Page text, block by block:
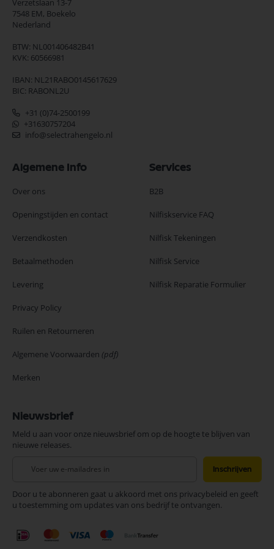
Verzetslaan 13-7
7548 EM, Boekelo
Nederland
BTW: NL001406482B41
KVK: 60566981
IBAN: NL21RABO0145617629
BIC: RABONL2U
+31 (0)74-2500199
+31630757204
info@selectrahengelo.nl
Algemene Info
Over ons
Openingstijden en contact
Verzendkosten
Betaalmethoden
Levering
Privacy Policy
Ruilen en Retourneren
Algemene Voorwaarden (pdf)
Merken
Services
B2B
Nilfiskservice FAQ
Nilfisk Tekeningen
Nilfisk Service
Nilfisk Reparatie Formulier
Nieuwsbrief
Meld u aan voor onze nieuwsbrief om op de hoogte te blijven van
nieuwe releases.
onze
nieuwsbrief
Inschrijven
Door u te abonneren gaat u akkoord met ons privacybeleid en geeft
u toestemming om updates van ons bedrijf te ontvangen.